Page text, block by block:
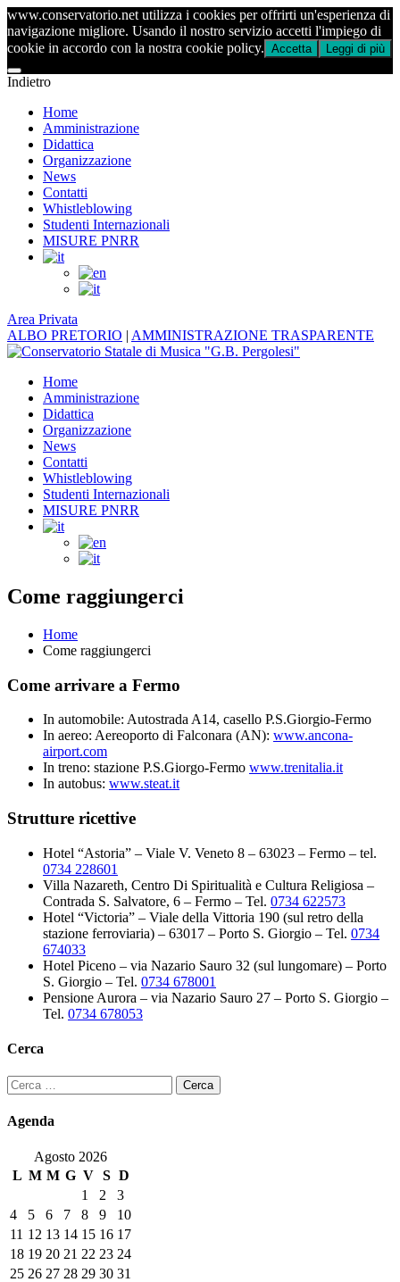
www.conservatorio.net utilizza i cookies per offrirti un'esperienza di
navigazione migliore. Usando il nostro servizio accetti l'impiego di
cookie in accordo con la nostra cookie policy. Accetta Leggi di più
Indietro
Home
Amministrazione
Didattica
Organizzazione
News
Contatti
Whistleblowing
Studenti Internazionali
MISURE PNRR
Area Privata
ALBO PRETORIO | AMMINISTRAZIONE TRASPARENTE
Home
Amministrazione
Didattica
Organizzazione
News
Contatti
Whistleblowing
Studenti Internazionali
MISURE PNRR
Come raggiungerci
Home
Come raggiungerci
Come arrivare a Fermo
In automobile: Autostrada A14, casello P.S.Giorgio-Fermo
In aereo: Aereoporto di Falconara (AN): www.ancona-
airport.com
In treno: stazione P.S.Giorgo-Fermo www.trenitalia.it
In autobus: www.steat.it
Strutture ricettive
Hotel “Astoria” – Viale V. Veneto 8 – 63023 – Fermo – tel.
0734 228601
Villa Nazareth, Centro Di Spiritualità e Cultura Religiosa –
Contrada S. Salvatore, 6 – Fermo – Tel. 0734 622573
Hotel “Victoria” – Viale della Vittoria 190 (sul retro della
stazione ferroviaria) – 63017 – Porto S. Giorgio – Tel. 0734
674033
Hotel Piceno – via Nazario Sauro 32 (sul lungomare) – Porto
S. Giorgio – Tel. 0734 678001
Pensione Aurora – via Nazario Sauro 27 – Porto S. Giorgio –
Tel. 0734 678053
Cerca
Ricerca
per:
Agenda
Agosto 2026
L M M G V S D
1
2
3
4
5 6 7 8 9
10
11 12 13 14 15 16 17
18 19 20 21 22 23 24
25 26 27 28 29 30 31